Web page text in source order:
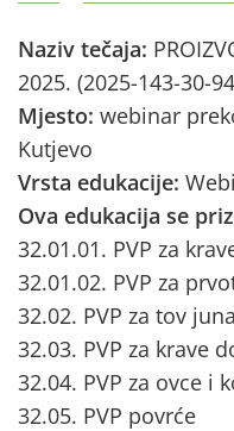
Naziv tečaja:
2025. (2025-143-30-
Mjesto: webinar
Kutjevo
Vrsta edukacije:
Ova edukacija se
32.01.01. PVP za
32.01.02. PVP za
32.02. PVP za tov
32.03. PVP za krave
32.04. PVP za ovce i
32.05. PVP povrće